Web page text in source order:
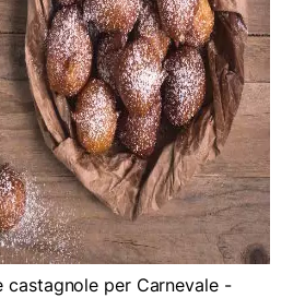
castagnole per Carnevale -